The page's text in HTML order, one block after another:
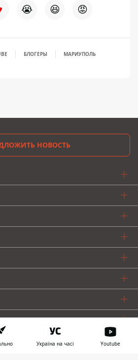
😭 😆 😡
БЛОГЕРЫ МАРИУПОЛЬ
НОВОСТЬ
Україна на часі Youtube